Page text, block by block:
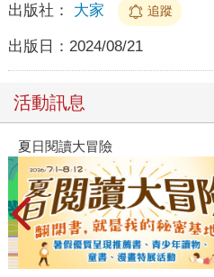
出版社： 大家 追蹤
出版日： 2024/08/21
活動訊息
夏日閱讀大冒險